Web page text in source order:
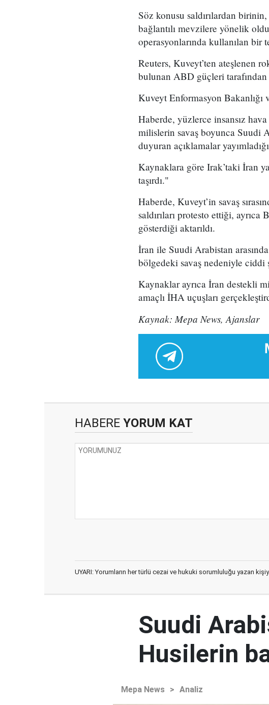
Söz konusu saldırılardan
bağlantılı mevzilere yönelik
operasyonlarında kullanılan
Reuters, Kuveyt’ten ateşlenen
bulunan ABD güçleri tarafından
Kuveyt Enformasyon
Haberde, yüzlerce insansız
milislerin savaş boyunca Suudi
duyuran açıklamalar
Kaynaklara göre Irak’taki İran
taşırdı."
Haberde, Kuveyt’in savaş
saldırıları protesto ettiği,
gösterdiği aktarıldı.
İran ile Suudi Arabistan
bölgedeki savaş nedeniyle ciddi
Kaynaklar ayrıca İran destekli
amaçlı İHA uçuşları
Kaynak: Mepa News, Ajanslar
HABERE YORUM KAT
UYARI: Yorumların her türlü cezai ve hukuki sorumluluğu yazan
Suudi
Husilerin
Mepa News > Analiz